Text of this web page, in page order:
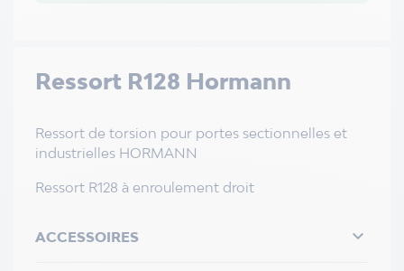
Ressort R128 Hormann
Ressort de torsion pour portes sectionnelles et
industrielles HORMANN
Ressort R128 à enroulement droit
ACCESSOIRES 